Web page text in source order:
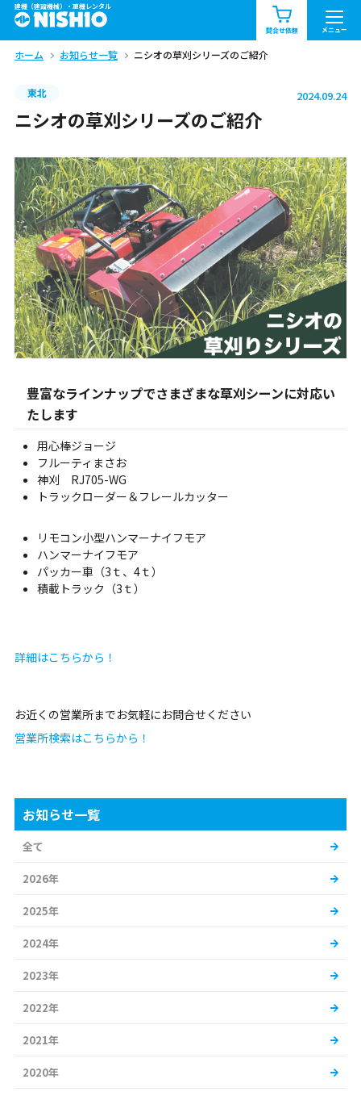
建機（建設機械）・重機レンタル
問合せ依頼 メニュー
商品一覧 お知らせ一覧
問合せ依頼リスト お問合せ
北海道 東北
中部 関西 中国・四国
九州・沖縄（外部）
ホーム お知らせ一覧 ニシオの草刈シリーズのご紹介
東北 2024.09.24
ニシオの草刈シリーズのご紹介
豊富なラインナップでさまざまな草刈シーンに対応い
たします
用心棒ジョージ
フルーティまさお
神刈 RJ705-WG
トラックローダー＆フレールカッター
リモコン小型ハンマーナイフモア
ハンマーナイフモア
パッカー車（3ｔ、4ｔ）
積載トラック（3ｔ）
詳細はこちらから！
お近くの営業所までお気軽にお問合せください
営業所検索はこちらから！
お知らせ一覧
全て
2026年
2025年
2024年
2023年
2022年
2021年
2020年